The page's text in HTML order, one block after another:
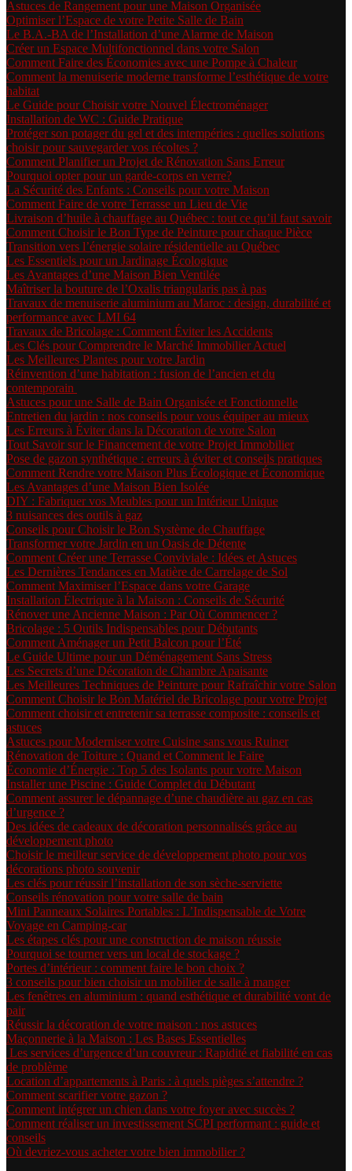
Astuces de Rangement pour une Maison Organisée
Optimiser l’Espace de votre Petite Salle de Bain
Le B.A.-BA de l’Installation d’une Alarme de Maison
Créer un Espace Multifonctionnel dans votre Salon
Comment Faire des Économies avec une Pompe à Chaleur
Comment la menuiserie moderne transforme l’esthétique de votre
habitat
Le Guide pour Choisir votre Nouvel Électroménager
Installation de WC : Guide Pratique
Protéger son potager du gel et des intempéries : quelles solutions
choisir pour sauvegarder vos récoltes ?
Comment Planifier un Projet de Rénovation Sans Erreur
Pourquoi opter pour un garde-corps en verre?
La Sécurité des Enfants : Conseils pour votre Maison
Comment Faire de votre Terrasse un Lieu de Vie
Livraison d’huile à chauffage au Québec : tout ce qu’il faut savoir
Comment Choisir le Bon Type de Peinture pour chaque Pièce
Transition vers l’énergie solaire résidentielle au Québec
Les Essentiels pour un Jardinage Écologique
Les Avantages d’une Maison Bien Ventilée
Maîtriser la bouture de l’Oxalis triangularis pas à pas
Travaux de menuiserie aluminium au Maroc : design, durabilité et
performance avec LMI 64
Travaux de Bricolage : Comment Éviter les Accidents
Les Clés pour Comprendre le Marché Immobilier Actuel
Les Meilleures Plantes pour votre Jardin
Réinvention d’une habitation : fusion de l’ancien et du
contemporain
Astuces pour une Salle de Bain Organisée et Fonctionnelle
Entretien du jardin : nos conseils pour vous équiper au mieux
Les Erreurs à Éviter dans la Décoration de votre Salon
Tout Savoir sur le Financement de votre Projet Immobilier
Pose de gazon synthétique : erreurs à éviter et conseils pratiques
Comment Rendre votre Maison Plus Écologique et Économique
Les Avantages d’une Maison Bien Isolée
DIY : Fabriquer vos Meubles pour un Intérieur Unique
3 nuisances des outils à gaz
Conseils pour Choisir le Bon Système de Chauffage
Transformer votre Jardin en un Oasis de Détente
Comment Créer une Terrasse Conviviale : Idées et Astuces
Les Dernières Tendances en Matière de Carrelage de Sol
Comment Maximiser l’Espace dans votre Garage
Installation Électrique à la Maison : Conseils de Sécurité
Rénover une Ancienne Maison : Par Où Commencer ?
Bricolage : 5 Outils Indispensables pour Débutants
Comment Aménager un Petit Balcon pour l’Été
Le Guide Ultime pour un Déménagement Sans Stress
Les Secrets d’une Décoration de Chambre Apaisante
Les Meilleures Techniques de Peinture pour Rafraîchir votre Salon
Comment Choisir le Bon Matériel de Bricolage pour votre Projet
Comment choisir et entretenir sa terrasse composite : conseils et
astuces
Astuces pour Moderniser votre Cuisine sans vous Ruiner
Rénovation de Toiture : Quand et Comment le Faire
Économie d’Énergie : Top 5 des Isolants pour votre Maison
Installer une Piscine : Guide Complet du Débutant
Comment assurer le dépannage d’une chaudière au gaz en cas
d’urgence ?
Des idées de cadeaux de décoration personnalisés grâce au
développement photo
Choisir le meilleur service de développement photo pour vos
décorations photo souvenir
Les clés pour réussir l’installation de son sèche-serviette
Conseils rénovation pour votre salle de bain
Mini Panneaux Solaires Portables : L’Indispensable de Votre
Voyage en Camping-car
Les étapes clés pour une construction de maison réussie
Pourquoi se tourner vers un local de stockage ?
Portes d’intérieur : comment faire le bon choix ?
3 conseils pour bien choisir un mobilier de salle à manger
Les fenêtres en aluminium : quand esthétique et durabilité vont de
pair
Réussir la décoration de votre maison : nos astuces
Maçonnerie à la Maison : Les Bases Essentielles
Les services d’urgence d’un couvreur : Rapidité et fiabilité en cas
de problème
Location d’appartements à Paris : à quels pièges s’attendre ?
Comment scarifier votre gazon ?
Comment intégrer un chien dans votre foyer avec succès ?
Comment réaliser un investissement SCPI performant : guide et
conseils
Où devriez-vous acheter votre bien immobilier ?